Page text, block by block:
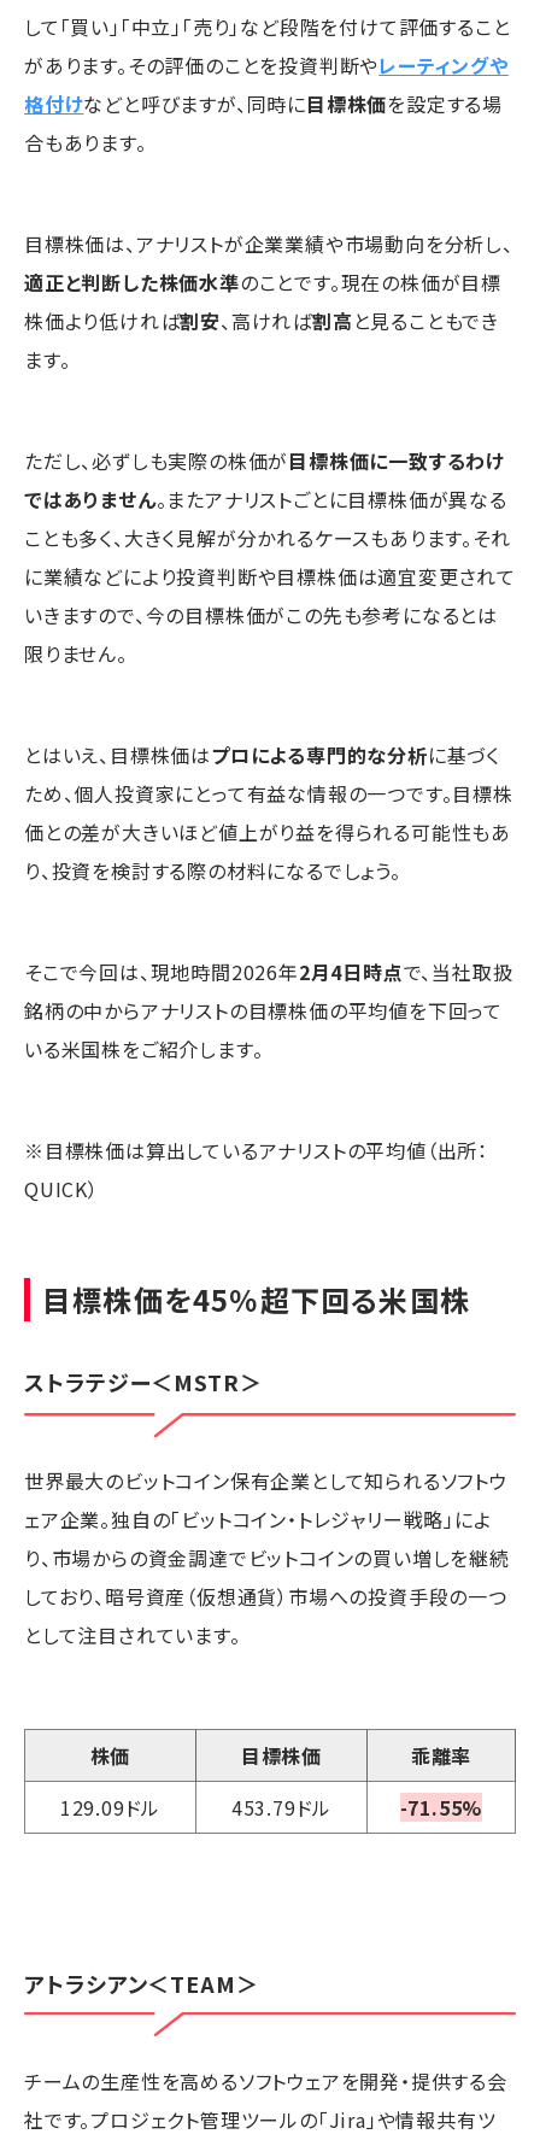
して「買い」「中立」「売り」など段階を付けて評価すること
があります。その評価のことを投資判断やレーティングや
格付けなどと呼びますが、同時に目標株価を設定する場
合もあります。
目標株価は、アナリストが企業業績や市場動向を分析し、
適正と判断した株価水準のことです。現在の株価が目標
株価より低ければ割安、高ければ割高 と見ることもでき
ます。
ただし、必ずしも実際の株価が目標株価に一致するわけ
ではありません。またアナリストごとに目標株価が異なる
ことも多く、大きく見解が分かれるケースもあります。それ
に業績などにより投資判断や目標株価は適宜変更されて
いきますので、今の目標株価がこの先も参考になるとは
限りません。
とはいえ、目標株価はプロによる専門的な分析に基づく
ため、個人投資家にとって有益な情報の一つです。目標株
価との差が大きいほど値上がり益を得られる可能性もあ
り、投資を検討する際の材料になるでしょう。
そこで今回は、現地時間2026年2月4日時点で、当社取扱
銘柄の中からアナリストの目標株価の平均値を下回って
いる米国株をご紹介します。
※目標株価は算出しているアナリストの平均値（出所：
QUICK）
目標株価を45％超下回る米国株
ストラテジー＜MSTR＞
世界最大のビットコイン保有企業として知られるソフトウ
ェア企業。独自の「ビットコイン・トレジャリー戦略」によ
り、市場からの資金調達でビットコインの買い増しを継続
しており、暗号資産（仮想通貨）市場への投資手段の一つ
として注目されています。
株価 目標株価
乖離率
129.09ドル
453.79ドル -71.55%
アトラシアン＜TEAM＞
チームの生産性を高めるソフトウェアを開発・提供する会
社です。プロジェクト管理ツールの「Jira」や情報共有ツ